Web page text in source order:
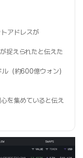
アドレスが
捉えられたと伝えた
（約600億ウォン）
を集めていると伝え